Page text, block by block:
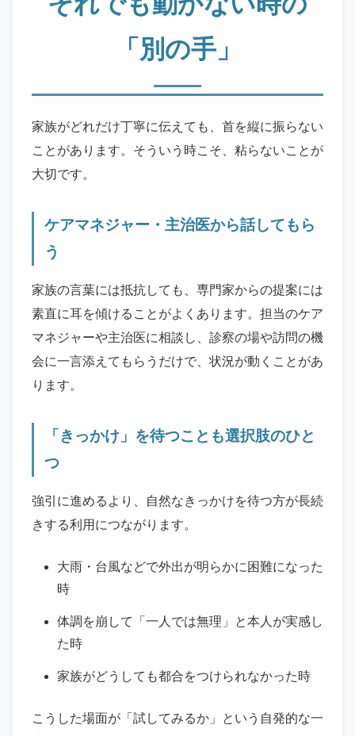
「別の手」
家族がどれだけ丁寧に伝えても、首を縦に振らない
ことがあります。そういう時こそ、粘らないことが
大切です。
ケアマネジャー・主治医から話してもら
う
家族の言葉には抵抗しても、専門家からの提案には
素直に耳を傾けることがよくあります。担当のケア
マネジャーや主治医に相談し、診察の場や訪問の機
会に一言添えてもらうだけで、状況が動くことがあ
ります。
「きっかけ」を待つことも選択肢のひと
つ
強引に進めるより、自然なきっかけを待つ方が長続
きする利用につながります。
大雨・台風などで外出が明らかに困難になった
時
体調を崩して「一人では無理」と本人が実感し
た時
家族がどうしても都合をつけられなかった時
こうした場面が「試してみるか」という自発的な一